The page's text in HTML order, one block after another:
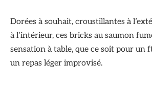
Dorées à souhait, croustillantes à
à l’intérieur, ces bricks au saumon
sensation à table, que ce soit pour un
un repas léger improvisé.